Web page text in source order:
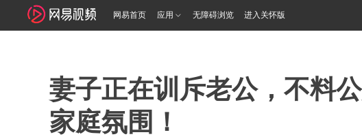
网易首页 应用 无障碍浏览 进入关怀版
妻子正在训斥老公，不料
家庭氛围！